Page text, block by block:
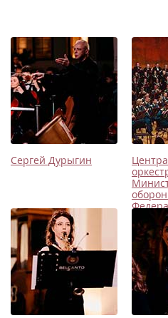
Сергей Дурыгин